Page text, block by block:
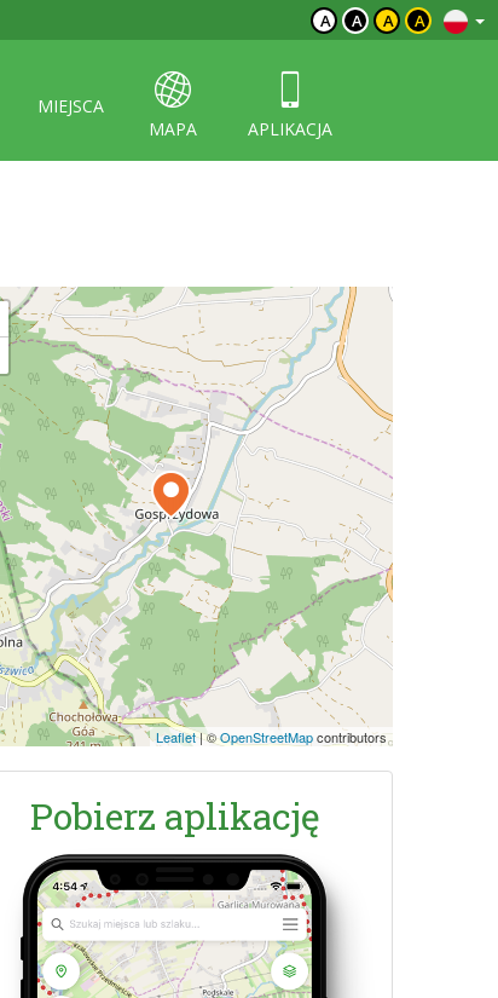
A A A A
MIEJSCA
MAPA
APLIKACJA
Leaflet|©OpenStreetMapcontributors
Pobierz aplikację